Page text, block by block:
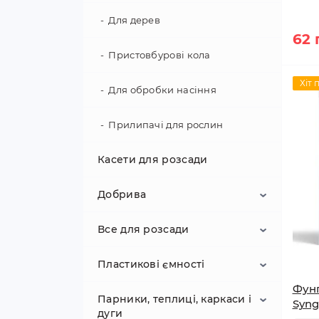
готовими лунками для посадки
Агротканина коричнева
Фітинги для мікропалива
Фільтр для крапельного
поливу
Внесення добрив
З'єднувачі різьбові, муфти
Для дерев
Пристовбурові кола
Для обробки насіння
Прилипачі для рослин
Касети для розсади
Добрива
Біопрепарати
Добрива для газону
Добрива для картоплі
Все для розсади
Горщики для розсади
Грунт для розсади
Пластикові ємності
Ємності для води
Парники, теплиці, каркаси і
дуги
62
Хіт